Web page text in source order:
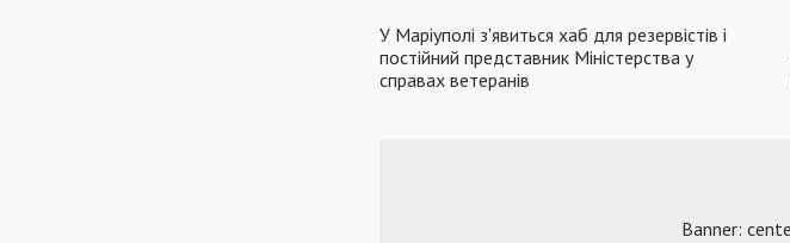
У Маріуполі з'явиться хаб для резервістів і
постійний представник Міністерства у
справах ветеранів